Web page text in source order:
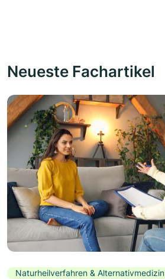
Neueste Fachartikel
Naturheilverfahren & Alternativmedizin